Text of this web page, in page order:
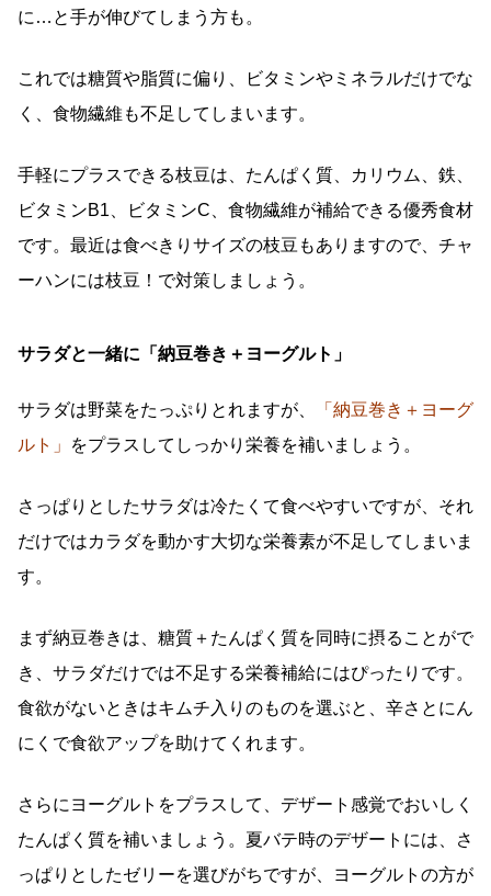
に…と手が伸びてしまう方も。
これでは糖質や脂質に偏り、ビタミンやミネラルだけでな
く、食物繊維も不足してしまいます。
手軽にプラスできる枝豆は、たんぱく質、カリウム、鉄、
ビタミンB1、ビタミンC、食物繊維が補給できる優秀食材
です。最近は食べきりサイズの枝豆もありますので、チャ
ーハンには枝豆！で対策しましょう。
サラダと一緒に「納豆巻き＋ヨーグルト」
サラダは野菜をたっぷりとれますが、
「納豆巻き＋ヨーグ
ルト」
をプラスしてしっかり栄養を補いましょう。
さっぱりとしたサラダは冷たくて食べやすいですが、それ
だけではカラダを動かす大切な栄養素が不足してしまいま
す。
まず納豆巻きは、糖質＋たんぱく質を同時に摂ることがで
き、サラダだけでは不足する栄養補給にはぴったりです。
食欲がないときはキムチ入りのものを選ぶと、辛さとにん
にくで食欲アップを助けてくれます。
さらにヨーグルトをプラスして、デザート感覚でおいしく
たんぱく質を補いましょう。夏バテ時のデザートには、さ
っぱりとしたゼリーを選びがちですが、ヨーグルトの方が